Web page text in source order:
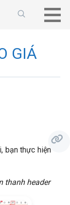
GIÁ
bạn thực hiện
thanh header